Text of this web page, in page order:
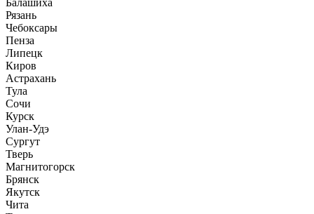
Балашиха
Рязань
Чебоксары
Пенза
Липецк
Киров
Астрахань
Тула
Сочи
Курск
Улан-Удэ
Сургут
Тверь
Магнитогорск
Брянск
Якутск
Чита